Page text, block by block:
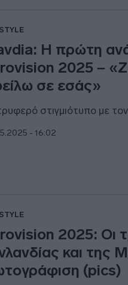
Η πρώτη
2025 –
σε εσάς»
στιγμιότυπο με
- 16:02
2025: Οι
και της
(pics)